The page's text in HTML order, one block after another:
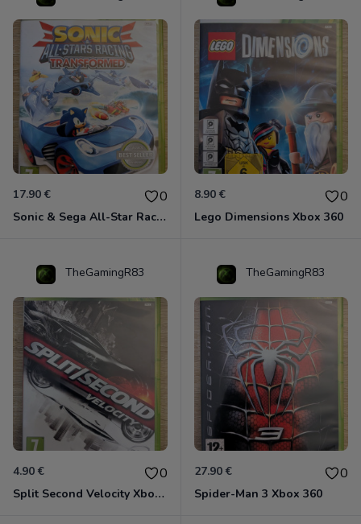
17.90 € 0
Sonic & Sega All-Star Racing - Transformed Xbox 360
8.90 € 0
Lego Dimensions Xbox 360
TheGamingR83
4.90 € 0
Split Second Velocity Xbox 360
TheGamingR83
27.90 € 0
Spider-Man 3 Xbox 360